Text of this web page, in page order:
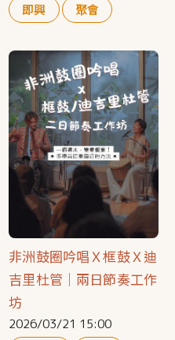
即興
聚會
非洲鼓圈吟唱Ｘ框鼓Ｘ迪
吉里杜管｜兩日節奏工作
坊
2026/03/21 15:00